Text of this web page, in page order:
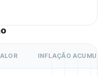
INFLAÇÃO